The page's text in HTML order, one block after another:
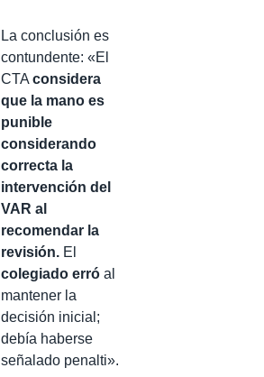
La conclusión es
contundente: «El
CTA considera
que la mano es
punible
considerando
correcta la
intervención del
VAR al
recomendar la
revisión. El
colegiado erró al
mantener la
decisión inicial;
debía haberse
señalado penalti».